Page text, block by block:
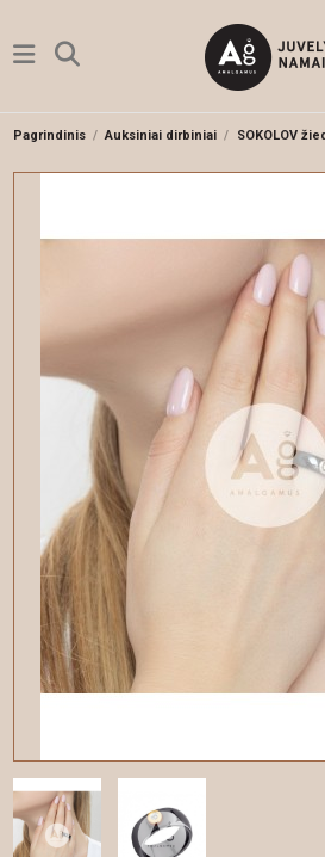
Pagrindinis Auksiniai dirbiniai SOKOLOV